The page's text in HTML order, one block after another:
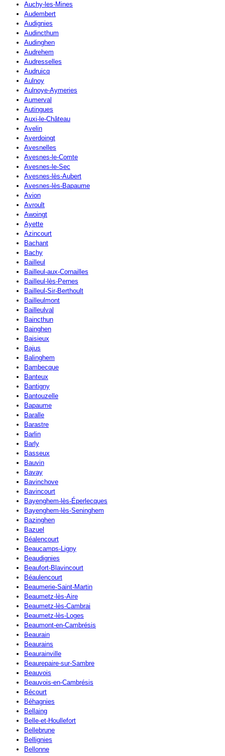
Auchy-les-Mines
Audembert
Audignies
Audincthum
Audinghen
Audrehem
Audresselles
Audruicq
Aulnoy
Aulnoye-Aymeries
Aumerval
Autingues
Auxi-le-Château
Avelin
Averdoingt
Avesnelles
Avesnes-le-Comte
Avesnes-le-Sec
Avesnes-lès-Aubert
Avesnes-lès-Bapaume
Avion
Avroult
Awoingt
Ayette
Azincourt
Bachant
Bachy
Bailleul
Bailleul-aux-Cornailles
Bailleul-lès-Pernes
Bailleul-Sir-Berthoult
Bailleulmont
Bailleulval
Baincthun
Bainghen
Baisieux
Bajus
Balinghem
Bambecque
Banteux
Bantigny
Bantouzelle
Bapaume
Baralle
Barastre
Barlin
Barly
Basseux
Bauvin
Bavay
Bavinchove
Bavincourt
Bayenghem-lès-Éperlecques
Bayenghem-lès-Seninghem
Bazinghen
Bazuel
Béalencourt
Beaucamps-Ligny
Beaudignies
Beaufort-Blavincourt
Béaulencourt
Beaumerie-Saint-Martin
Beaumetz-lès-Aire
Beaumetz-lès-Cambrai
Beaumetz-lès-Loges
Beaumont-en-Cambrésis
Beaurain
Beaurains
Beaurainville
Beaurepaire-sur-Sambre
Beauvois
Beauvois-en-Cambrésis
Bécourt
Béhagnies
Bellaing
Belle-et-Houllefort
Bellebrune
Bellignies
Bellonne